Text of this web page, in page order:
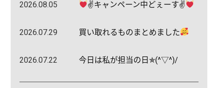
2026.08.05 ✌キャンペーン中どぇーす✌
2026.07.29 買い取れるものまとめました
2026.07.22 今日は私が担当の日✯(^▽^)/